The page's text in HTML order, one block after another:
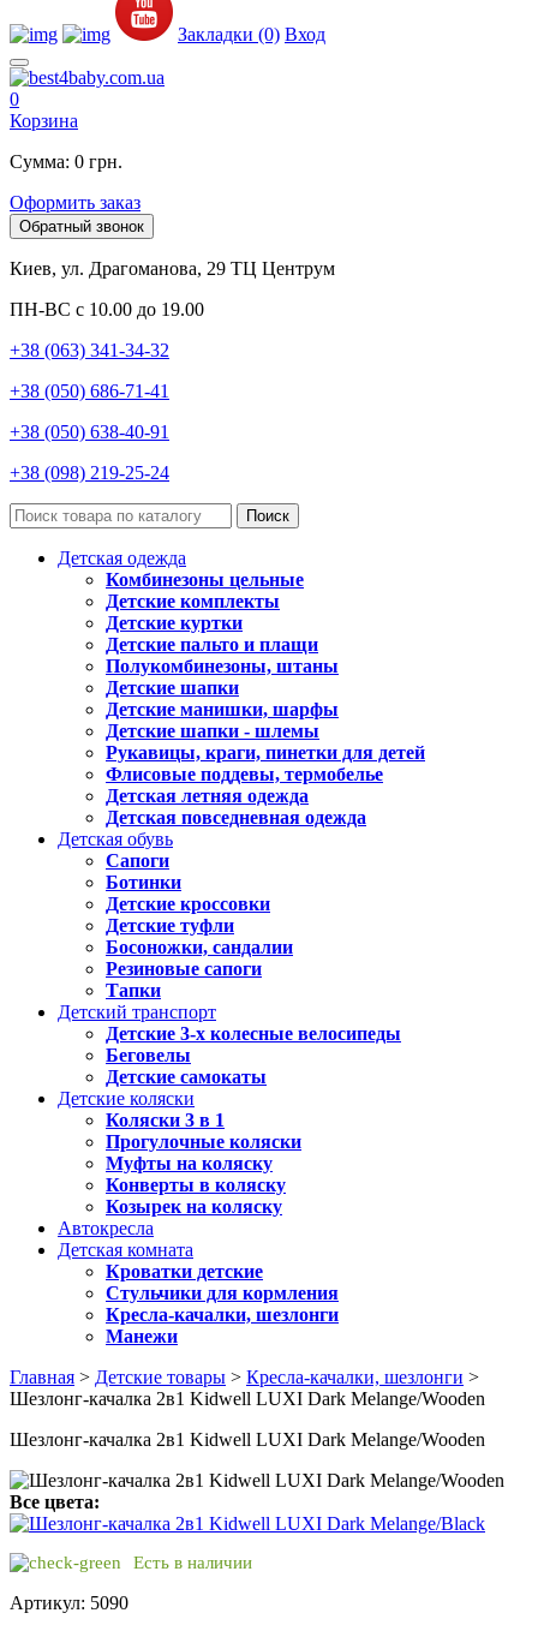
Закладки (0) Вход
0
Корзина
Сумма: 0 грн.
Оформить заказ
Обратный звонок
Киев, ул. Драгоманова, 29 ТЦ Центрум
ПН-ВС с 10.00 до 19.00
+38 (063) 341-34-32
+38 (050) 686-71-41
+38 (050) 638-40-91
+38 (098) 219-25-24
Поиск
Детская одежда
Комбинезоны цельные
Детские комплекты
Детские куртки
Детские пальто и плащи
Полукомбинезоны, штаны
Детские шапки
Детские манишки, шарфы
Детские шапки - шлемы
Рукавицы, краги, пинетки для детей
Флисовые поддевы, термобелье
Детская летняя одежда
Детская повседневная одежда
Детская обувь
Сапоги
Ботинки
Детские кроссовки
Детские туфли
Босоножки, сандалии
Резиновые сапоги
Тапки
Детский транспорт
Детские 3-х колесные велосипеды
Беговелы
Детские самокаты
Детские коляски
Коляски 3 в 1
Прогулочные коляски
Муфты на коляску
Конверты в коляску
Козырек на коляску
Автокресла
Детская комната
Кроватки детские
Стульчики для кормления
Кресла-качалки, шезлонги
Манежи
Главная > Детские товары > Кресла-качалки, шезлонги >
Шезлонг-качалка 2в1 Kidwell LUXI Dark Melange/Wooden
Шезлонг-качалка 2в1 Kidwell LUXI Dark Melange/Wooden
Все цвета:
Есть в наличии
Артикул: 5090